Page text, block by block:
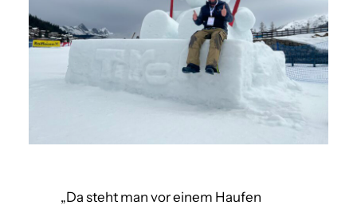
„Da steht man vor einem Haufen